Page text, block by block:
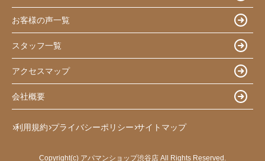
お客様の声一覧
スタッフ一覧
アクセスマップ
会社概要
利用規約 プライバシーポリシー サイトマップ
Copyright(c) アパマンショップ渋谷店 All Rights Reserved.